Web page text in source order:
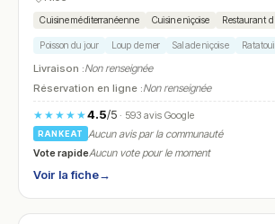
Cuisine méditerranéenne Cuisine niçoise Restaurant
Poisson du jour Loup de mer Salade niçoise
Livraison :Non renseignée
Réservation en ligne :Non renseignée
★★★★★4.5/5· 593 avis Google
RANKEAT
Aucun avis par la communauté
Vote rapideAucun vote pour le moment
Voir la fiche→